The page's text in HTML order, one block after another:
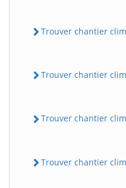
Trouver chantier
Trouver chantier
Trouver chantier
Trouver chantier